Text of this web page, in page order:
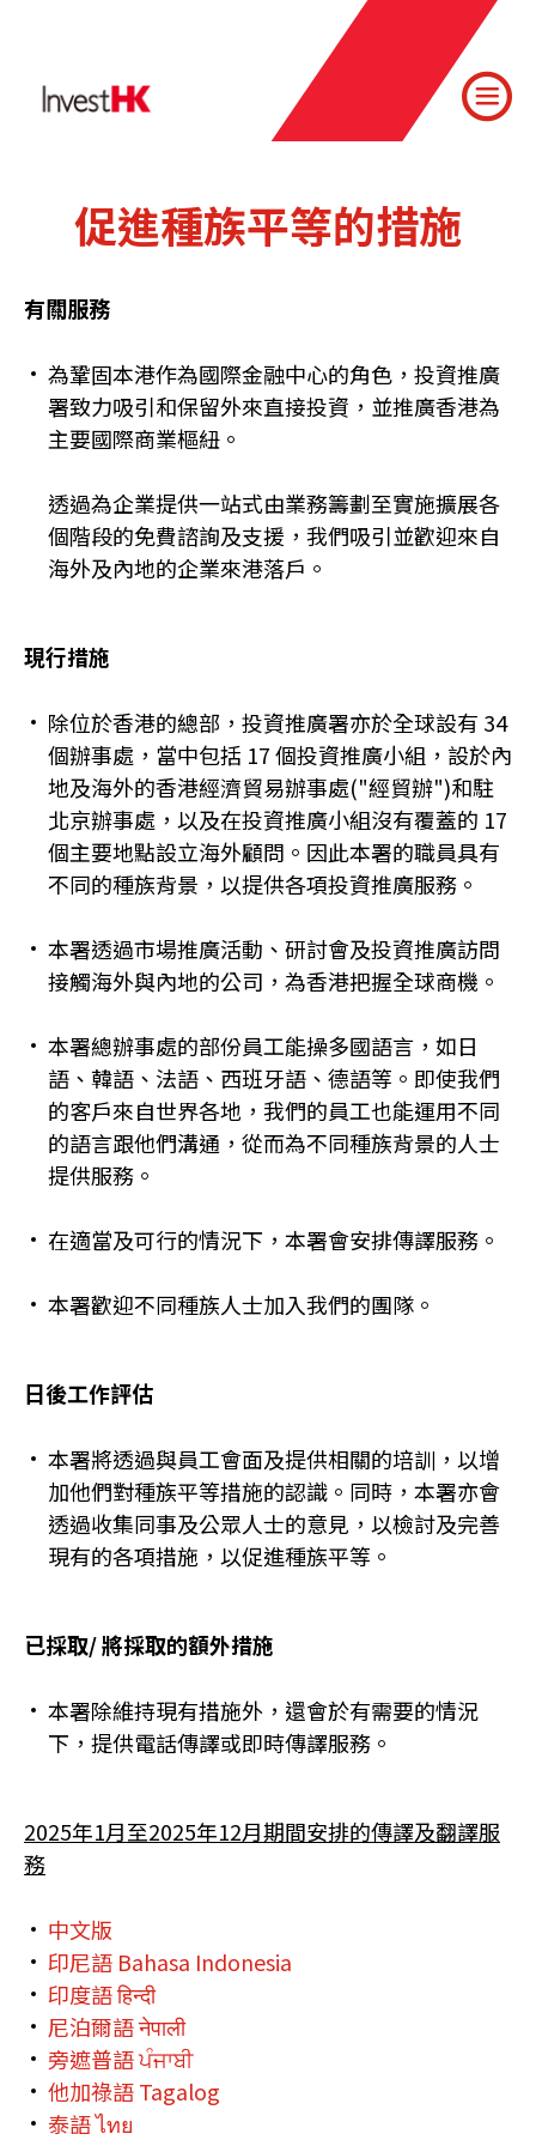
促進種族平等的措施
有關服務
為鞏固本港作為國際金融中心的角色，投資推廣
署致力吸引和保留外來直接投資，並推廣香港為
主要國際商業樞紐。
透過為企業提供一站式由業務籌劃至實施擴展各
個階段的免費諮詢及支援，我們吸引並歡迎來自
海外及內地的企業來港落戶。
現行措施
除位於香港的總部，投資推廣署亦於全球設有 34
個辦事處，當中包括 17 個投資推廣小組，設於內
地及海外的香港經濟貿易辦事處("經貿辦")和駐
北京辦事處，以及在投資推廣小組沒有覆蓋的 17
個主要地點設立海外顧問。因此本署的職員具有
不同的種族背景，以提供各項投資推廣服務。
本署透過市場推廣活動、研討會及投資推廣訪問
接觸海外與內地的公司，為香港把握全球商機。
本署總辦事處的部份員工能操多國語言，如日
語、韓語、法語、西班牙語、德語等。即使我們
的客戶來自世界各地，我們的員工也能運用不同
的語言跟他們溝通，從而為不同種族背景的人士
提供服務。
在適當及可行的情況下，本署會安排傳譯服務。
本署歡迎不同種族人士加入我們的團隊。
日後工作評估
本署將透過與員工會面及提供相關的培訓，以增
加他們對種族平等措施的認識。同時，本署亦會
透過收集同事及公眾人士的意見，以檢討及完善
現有的各項措施，以促進種族平等。
已採取/ 將採取的額外措施
本署除維持現有措施外，還會於有需要的情況
下，提供電話傳譯或即時傳譯服務。
2025年1月至2025年12月期間安排的傳譯及翻譯服
務
中文版
印尼語 Bahasa Indonesia
印度語 हिन्दी
尼泊爾語 नेपाली
旁遮普語 ਪੰਜਾਬੀ
他加祿語 Tagalog
泰語 ไทย